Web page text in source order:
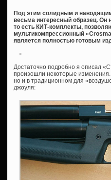
Под этим солидным и
весьма интересный образец. Он
то есть КИТ-комплекты,
мультикомпрессионный
является полностью готовым
Достаточно подробно я описал
произошли некоторые изменения.
но и в традиционном для
джоуля: